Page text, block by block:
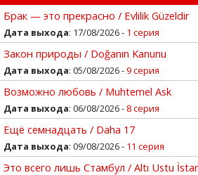
Брак — это прекрасно / Evlilik Güzeldir
Дата выхода: 17/08/2026 - 1 серия
Закон природы / Doğanın Kanunu
Дата выхода: 05/08/2026 -9 серия
Возможно любовь / Muhtemel Ask
Дата выхода: 06/08/2026 - 8 серия
Ещё семнадцать / Daha 17
Дата выхода: 09/08/2026 - 11 серия
Это всего лишь Стамбул / Altı Ustu